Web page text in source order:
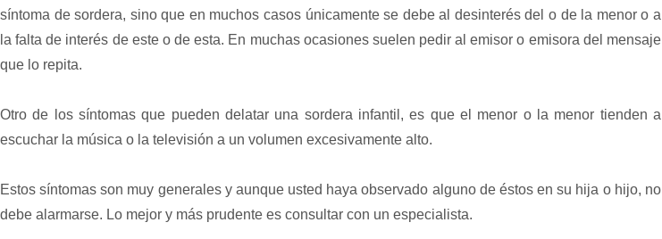
síntoma de sordera, sino que en muchos casos únicamente se debe al desinterés del o de la menor o a
la falta de interés de este o de esta. En muchas ocasiones suelen pedir al emisor o emisora del mensaje
que lo repita.
Otro de los síntomas que pueden delatar una sordera infantil, es que el menor o la menor tienden a
escuchar la música o la televisión a un volumen excesivamente alto.
Estos síntomas son muy generales y aunque usted haya observado alguno de éstos en su hija o hijo, no
debe alarmarse. Lo mejor y más prudente es consultar con un especialista.